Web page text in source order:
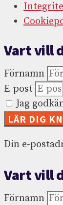
Vart vill
Förnamn
E-post
Jag
LÄR DIG
Din e-
Vart vill
Förnamn